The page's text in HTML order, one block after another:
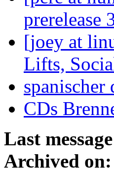
prerelease
[joey at
Lifts,
CDs
Last
Archived on: